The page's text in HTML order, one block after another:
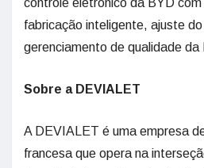
controle eletrônico da BYD
fabricação inteligente, ajuste
gerenciamento de qualidade da
Sobre a DEVIALET
A DEVIALET é uma empresa
francesa que opera na